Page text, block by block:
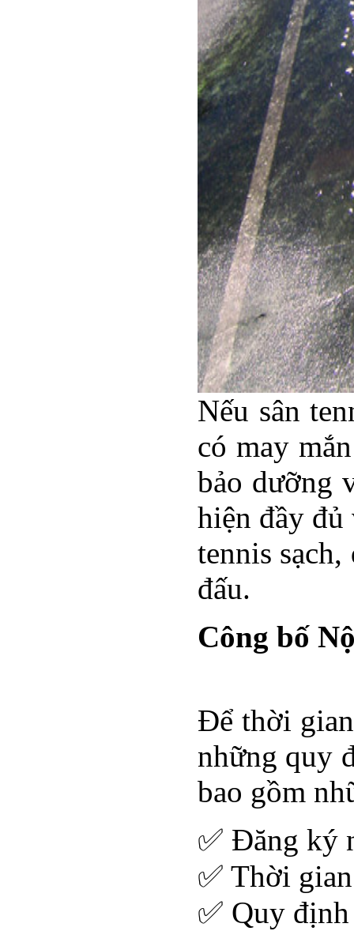
Nếu sân
có may
bảo dưỡng
hiện đầy
tennis
đấu.
Công bố
Để thời
những quy
bao gồm
✅ Đăng ký
✅ Thời
✅ Quy